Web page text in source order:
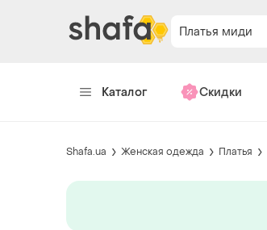
Платья миди
Каталог Скидки
Shafa.ua Женская одежда Платья